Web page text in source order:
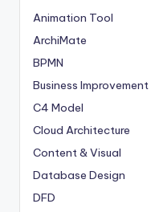
Animation Tool
ArchiMate
BPMN
Business Improvement
C4 Model
Cloud Architecture
Content & Visual
Database Design
DFD